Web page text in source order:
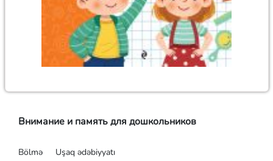
Внимание и память для дошкольников
Bölmə Uşaq ədəbiyyatı